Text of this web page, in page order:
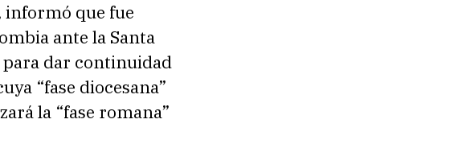
informó que fue
ante la Santa
para dar continuidad
“fase diocesana”
la “fase romana”